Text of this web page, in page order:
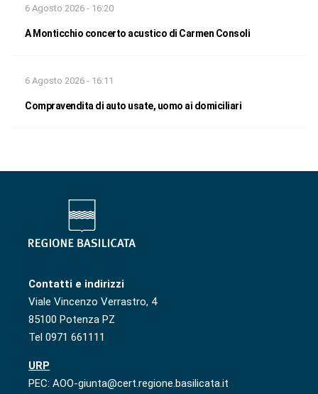
6 Agosto 2026 - 16:20
A Monticchio concerto acustico di Carmen Consoli
6 Agosto 2026 - 16:11
Compravendita di auto usate, uomo ai domiciliari
Contatti e indirizzi
Viale Vincenzo Verrastro, 4
85100 Potenza PZ
Tel 0971 661111
URP
PEC: AOO-giunta@cert.regione.basilicata.it